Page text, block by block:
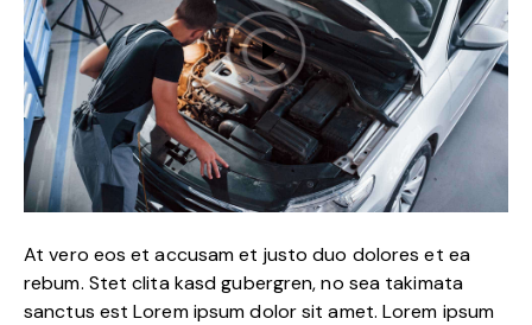
At vero eos et accusam et justo duo dolores et ea
rebum. Stet clita kasd gubergren, no sea takimata
sanctus est Lorem ipsum dolor sit amet. Lorem ipsum